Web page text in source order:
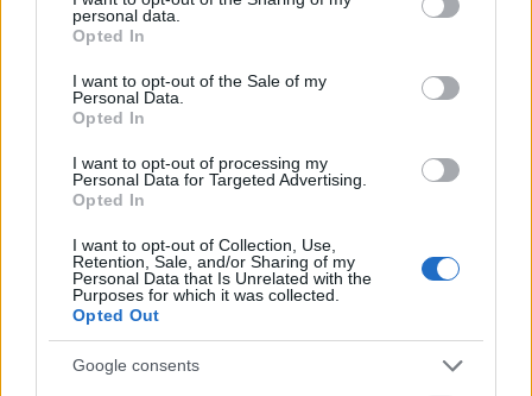
grant or deny consent to Google and its third-party tags to
use your data for below specified purposes in below Google
consent section.
personal data.
Opted In
I want to opt-out of the Sale of my
Personal Data.
Opted In
I want to opt-out of processing my
Personal Data for Targeted Advertising.
Opted In
I want to opt-out of Collection, Use,
Retention, Sale, and/or Sharing of my
Personal Data that Is Unrelated with the
Purposes for which it was collected.
Opted Out
Google consents
@maxval bircaman bácsi szeredőci mélyelemző
Shadow#9
8 éve
: 74 évesen? Na hallod? :D
Shadow#9
8 éve
@balfa: 74 évesen? Na hallod? :D